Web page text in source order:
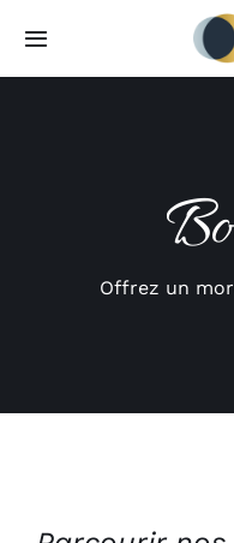
contenu
Toggle
Navigation
Offrez un